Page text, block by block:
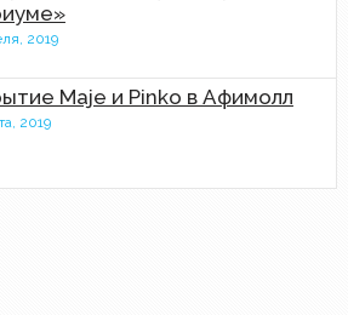
2019
Maje и Pinko в Афимолл
2019